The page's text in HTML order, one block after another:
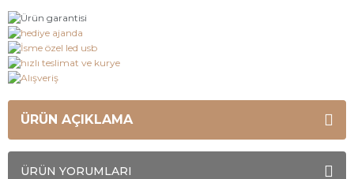
ÜRÜN AÇIKLAMA
ÜRÜN YORUMLARI